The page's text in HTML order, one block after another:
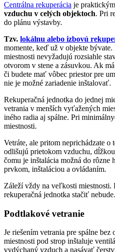
Centrálna rekuperácia je
vzduchu v celých objektoch. Pri
do plánu výstavby.
Tzv. lokálnu alebo izbovú
momente, keď už v objekte
miestnosti nevyžadujú rozsiahle
otvorom v stene a zásuvkou. Ak
či budete mať vôbec priestor pre
nie je možné zariadenie inštalovať.
Rekuperačná jednotka do jednej
vetrania v menších vyťažených
iného radia aj spálne. Pri
miestnosti.
Vetráte, ale pritom neprichádzate o
odlišujú prietokom vzduchu,
čomu je inštalácia možná do rôzne
prvkom, inštaláciou a ovládaním.
Záleží vždy na veľkosti miestnosti.
rekuperačná jednotka stačiť nebude.
Podtlakové vetranie
Je riešením vetrania pre spálne bez
miestnosti pod strop inštaluje
vydýchaný vzduch a nasávať